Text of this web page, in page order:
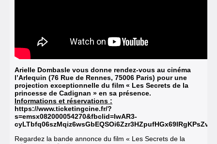
Arielle Dombasle vous donne rendez-vous au cinéma
l’Arlequin (76 Rue de Rennes, 75006 Paris) pour une
projection exceptionnelle du film « Les Secrets de la
princesse de Cadignan » en sa présence.
Informations et réservations :
https://www.ticketingcine.fr/?
s=emsx082000054270&fbclid=IwAR3-
Regardez la bande annonce du film « Les Secrets de la